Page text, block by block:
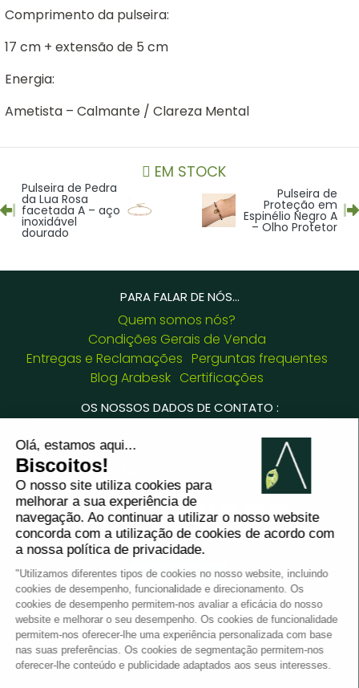
Comprimento da pulseira:
17 cm + extensão de 5 cm
Energia:
Ametista – Calmante / Clareza Mental
EM STOCK
Pulseira de Pedra
da Lua Rosa
facetada A – aço
inoxidável
dourado
Pulseira de
Proteção em
Espinélio Negro A
– Olho Protetor
PARA FALAR DE NÓS...
Quem somos nós?
Condições Gerais de Venda
Entregas e Reclamações Perguntas frequentes
Blog Arabesk Certificações
OS NOSSOS DADOS DE CONTATO :
jessica.fernandes@arabesk.eu
Contacte-nos em :
FR GB ES IT DE PL PT
2012 - 2026 ©